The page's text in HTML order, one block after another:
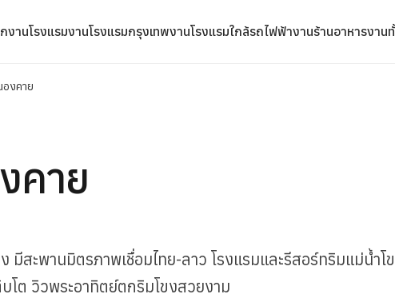
งานโรงแรมงานโรงแรมกรุงเทพงานโรงแรมใกล้รถไฟฟ้างานร้านอาหารงาน
องคาย
คาย
มีสะพานมิตรภาพเชื่อมไทย-ลาว โรงแรมและรีสอร์ทริมแม่น้ำ
โต วิวพระอาทิตย์ตกริมโขงสวยงาม